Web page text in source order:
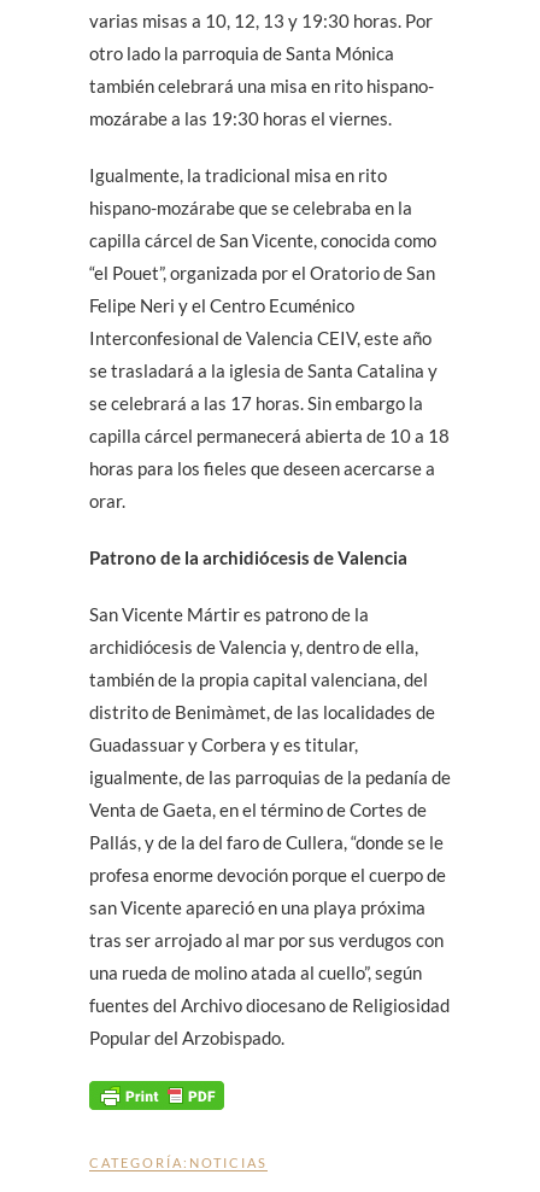
varias misas a 10, 12, 13 y 19:30 horas. Por
otro lado la parroquia de Santa Mónica
también celebrará una misa en rito hispano-
mozárabe a las 19:30 horas el viernes.
Igualmente, la tradicional misa en rito
hispano-mozárabe que se celebraba en la
capilla cárcel de San Vicente, conocida como
“el Pouet”, organizada por el Oratorio de San
Felipe Neri y el Centro Ecuménico
Interconfesional de Valencia CEIV, este año
se trasladará a la iglesia de Santa Catalina y
se celebrará a las 17 horas. Sin embargo la
capilla cárcel permanecerá abierta de 10 a 18
horas para los fieles que deseen acercarse a
orar.
Patrono de la archidiócesis de Valencia
San Vicente Mártir es patrono de la
archidiócesis de Valencia y, dentro de ella,
también de la propia capital valenciana, del
distrito de Benimàmet, de las localidades de
Guadassuar y Corbera y es titular,
igualmente, de las parroquias de la pedanía de
Venta de Gaeta, en el término de Cortes de
Pallás, y de la del faro de Cullera, “donde se le
profesa enorme devoción porque el cuerpo de
san Vicente apareció en una playa próxima
tras ser arrojado al mar por sus verdugos con
una rueda de molino atada al cuello”, según
fuentes del Archivo diocesano de Religiosidad
Popular del Arzobispado.
CATEGORÍA: NOTICIAS